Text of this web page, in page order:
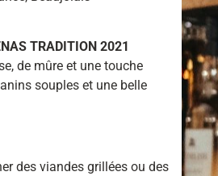
TRADITION 2021
de mûre et une touche
souples et une belle
des viandes grillées ou des